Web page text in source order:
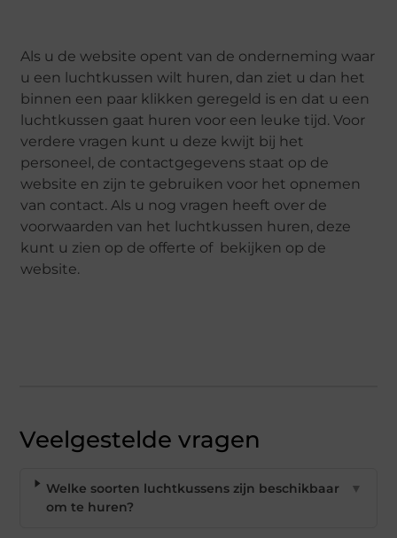
Als u de website opent van de onderneming waar
u een luchtkussen wilt huren, dan ziet u dan het
binnen een paar klikken geregeld is en dat u een
luchtkussen gaat huren voor een leuke tijd. Voor
verdere vragen kunt u deze kwijt bij het
personeel, de contactgegevens staat op de
website en zijn te gebruiken voor het opnemen
van contact. Als u nog vragen heeft over de
voorwaarden van het luchtkussen huren, deze
kunt u zien op de offerte of bekijken op de
website.
Veelgestelde vragen
Welke soorten luchtkussens zijn beschikbaar
om te huren?
▼